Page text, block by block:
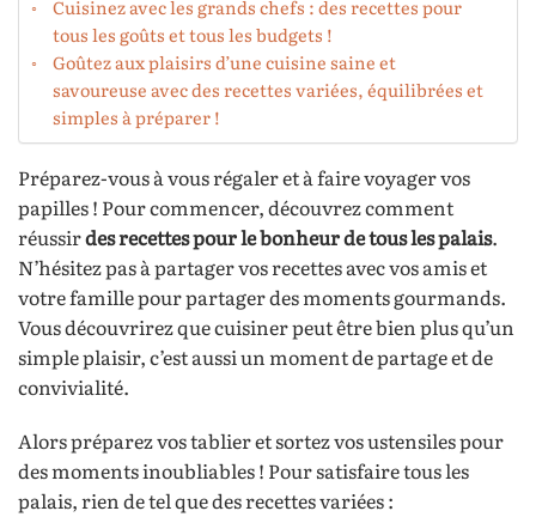
Cuisinez avec les grands chefs : des recettes pour
tous les goûts et tous les budgets !
Goûtez aux plaisirs d’une cuisine saine et
savoureuse avec des recettes variées, équilibrées et
simples à préparer !
Préparez-vous à vous régaler et à faire voyager vos
papilles ! Pour commencer, découvrez comment
réussirdes recettes pour le bonheur de tous les palais.
N’hésitez pas à partager vos recettes avec vos amis et
votre famille pour partager des moments gourmands.
Vous découvrirez que cuisiner peut être bien plus qu’un
simple plaisir, c’est aussi un moment de partage et de
convivialité.
Alors préparez vos tablier et sortez vos ustensiles pour
des moments inoubliables ! Pour satisfaire tous les
palais, rien de tel que des recettes variées :